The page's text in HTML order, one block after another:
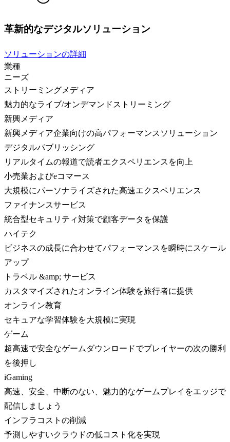
革新的なデジタルソリューション
ソリューションの詳細
業種
ニーズ
ストリーミングメディア
魅力的なライブ/オンデマンドストリーミング
新興メディア
新興メディア企業向けの高パフォーマンスソリューション
デジタルパブリッシング
リアルタイムの報道で読者エクスペリエンスを向上
小売業およびeコマース
大規模にパーソナライズされた高速エクスペリエンス
ファイナンスサービス
統合型セキュリティ対策で顧客データを保護
ハイテク
ビジネスの成長に合わせてパフォーマンスを瞬時にスケール
アップ
トラベル &amp; サービス
カスタマイズされたオンライン体験を旅行者に提供
オンライン教育
セキュアな学習体験を大規模に実現
ゲーム
超高速で安全なゲームダウンロードでプレイヤーの次の勝利
を後押し
iGaming
高速、安全、中断のない、魅力的なゲームプレイをエッジで
配信しましょう
インフラコストの削減
予測しやすいクラウドの低コスト化を実現